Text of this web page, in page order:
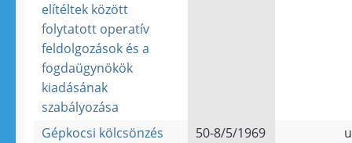
elítéltek között
folytatott operatív
feldolgozások és a
fogdaügynökök
kiadásának
szabályozása
Gépkocsi kölcsönzés
50-8/5/1969